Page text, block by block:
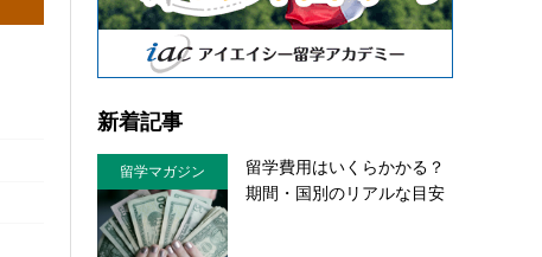
新着記事
留学マガジン
留学費用はいくらかかる？
期間・国別のリアルな目安